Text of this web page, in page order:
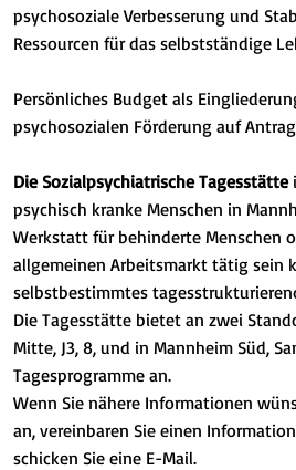
psychosoziale Verbesserung und
Ressourcen für das selbstständige
Persönliches Budget als
psychosozialen Förderung auf
Die Sozialpsychiatrische Tagesstätte
psychisch kranke Menschen in
Werkstatt für behinderte Menschen
allgemeinen Arbeitsmarkt tätig sein
selbstbestimmtes
Die Tagesstätte bietet an zwei
Mitte, J3, 8, und in Mannheim Süd,
Tagesprogramme an.
Wenn Sie nähere Informationen
an, vereinbaren Sie einen
schicken Sie eine E-Mail.